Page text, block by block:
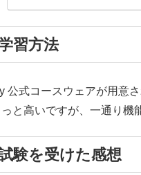
習方法
公式コースウェアが用意さ
と高いですが、一通り機
験を受けた感想